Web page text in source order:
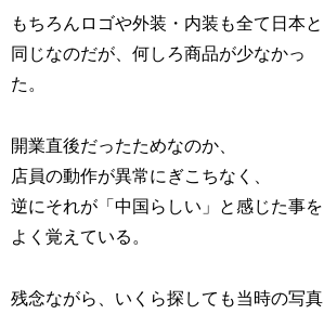
もちろんロゴや外装・内装も全て日本と
同じなのだが、何しろ商品が少なかっ
た。
開業直後だったためなのか、
店員の動作が異常にぎこちなく、
逆にそれが「中国らしい」と感じた事を
よく覚えている。
残念ながら、いくら探しても当時の写真